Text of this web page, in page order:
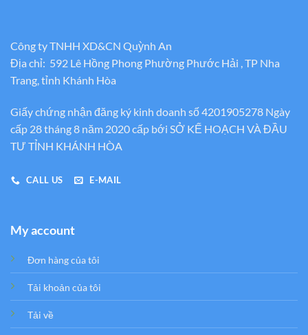
Công ty TNHH XD&CN Quỳnh An
Địa chỉ: 592 Lê Hồng Phong Phường Phước Hải , TP Nha
Trang, tỉnh Khánh Hòa
Giấy chứng nhận đăng ký kinh doanh số 4201905278 Ngày
cấp 28 tháng 8 năm 2020 cấp bới SỞ KẾ HOẠCH VÀ ĐẦU
TƯ TỈNH KHÁNH HÒA
CALL US E-MAIL
My account
Đơn hàng của tôi
Tải khoản của tôi
Tải về